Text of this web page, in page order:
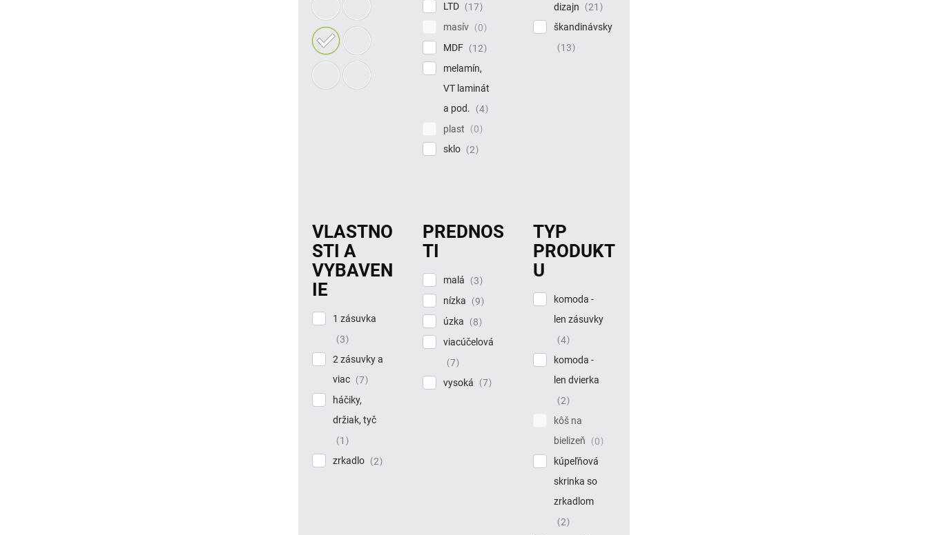
LTD
17
masív
0
MDF
12
melamín,
VT laminát
a pod.
4
plast
0
sklo
2
dizajn
21
škandinávsky
13
VLASTNO
STI A
VYBAVEN
IE
1 zásuvka
3
2 zásuvky a
viac
7
háčiky,
držiak, tyč
1
zrkadlo
2
PREDNOS
TI
malá
3
nízka
9
úzka
8
viacúčelová
7
vysoká
7
TYP
PRODUKT
U
komoda -
len zásuvky
4
komoda -
len dvierka
2
kôš na
bielizeň
0
kúpeľňová
skrinka so
zrkadlom
2